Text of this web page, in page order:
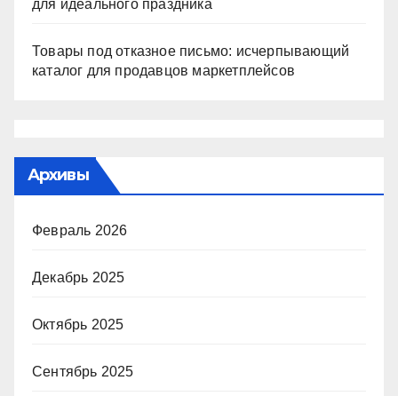
для идеального праздника
Товары под отказное письмо: исчерпывающий
каталог для продавцов маркетплейсов
Архивы
Февраль 2026
Декабрь 2025
Октябрь 2025
Сентябрь 2025